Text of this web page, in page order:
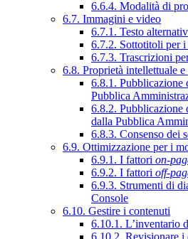
6.6.4. Modalità di
6.7. Immagini e video
6.7.1. Testo
6.7.2. Sottotitoli per
6.7.3. Trascrizioni
6.8. Proprietà intellettuale
6.8.1. Pubblicazione
Pubblica
6.8.2. Pubblicazione
dalla Pubblica
6.8.3. Consenso dei
6.9. Ottimizzazione per i
6.9.1. I fattori on-
6.9.2. I fattori off-
6.9.3. Strumenti di
Console
6.10. Gestire i contenuti
6.10.1. L’inventario
6.10.2. Revisionare i